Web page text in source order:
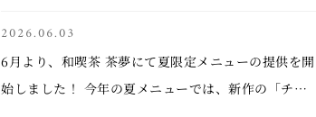
2026.06.03
6月より、和喫茶 茶夢にて夏限定メニューの提供を開
始しました！ 今年の夏メニューでは、新作の「チョ